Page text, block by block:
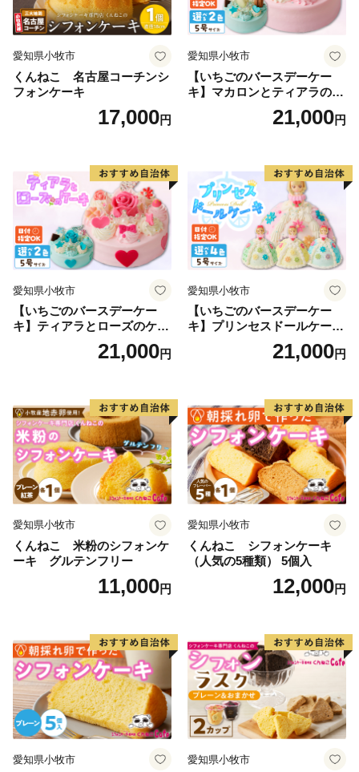
愛知県小牧市
くんねこ 名古屋コーチンシ
フォンケーキ
17,000円
愛知県小牧市
【いちごのバースデーケー
キ】マカロンとティアラのケ
ーキ スイーツ 日時指定可 デ
ザート 洋菓子 お取り寄せ 愛
デコレーションケーキ ホー
ルケーキ
21,000円
愛知県小牧市
【いちごのバースデーケー
キ】ティアラとローズのケー
キ スイーツ デザート 洋菓
子 お取り寄せ 愛知県 小牧市
レーション ホールケーキ 日
時指定可
21,000円
愛知県小牧市
【いちごのバースデーケー
キ】プリンセスドールケーキ
日時指定可 スイーツ デザー
ト 洋菓子 お取り寄せ 愛知県
デコレーションケーキ ホー
ルケーキ 人形 かわいい こど
も
21,000円
愛知県小牧市
くんねこ 米粉のシフォンケ
ーキ グルテンフリー
11,000円
愛知県小牧市
くんねこ シフォンケーキ
（人気の5種類） 5個入
12,000円
愛知県小牧市 愛知県小牧市